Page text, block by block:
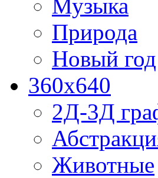
Музыка
Природа
Новый год
360x640
2Д-3Д
Животные